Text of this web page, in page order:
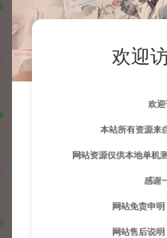
欢迎
欢
本站所有资源来
网站资源仅供本地单机
感谢
网站免责申明
网站售后说明